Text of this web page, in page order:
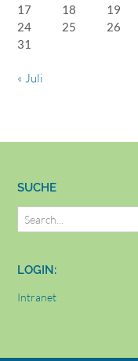
17
18 19
24
25 26
31
« Juli
SUCHE
LOGIN:
Intranet